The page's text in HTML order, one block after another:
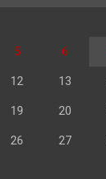
5 6
12 13
19 20
26 27